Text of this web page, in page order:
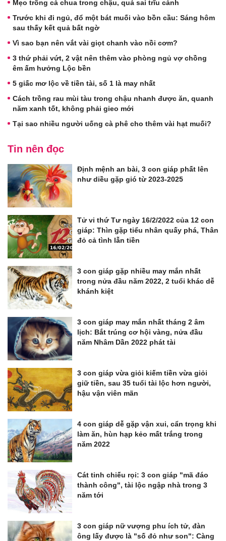
Mẹo trồng cà chua trong chậu, quả sai trĩu cành
Trước khi đi ngủ, đổ một bát muối vào bồn cầu: Sáng hôm
sau thấy kết quả bất ngờ
Vì sao bạn nên vắt vài giọt chanh vào nồi cơm?
3 thứ phải vứt, 2 vật nên thêm vào phòng ngủ vợ chồng
êm ấm hưởng Lộc bền
5 giấc mơ lộc về tiền tài, số 1 là may nhất
Cách trồng rau mùi tàu trong chậu nhanh được ăn, quanh
năm xanh tốt, không phải gieo mới
Tại sao nhiều người uống cà phê cho thêm vài hạt muối?
Tin nên đọc
Định mệnh an bài, 3 con giáp phất lên
như diều gặp gió từ 2023-2025
Tử vi thứ Tư ngày 16/2/2022 của 12 con
giáp: Thìn gặp tiểu nhân quấy phá, Thân
đỏ cả tình lẫn tiền
3 con giáp gặp nhiều may mắn nhất
trong nửa đầu năm 2022, 2 tuổi khác dễ
khánh kiệt
3 con giáp may mắn nhất tháng 2 âm
lịch: Bắt trúng cơ hội vàng, nửa đầu
năm Nhâm Dần 2022 phát tài
3 con giáp vừa giỏi kiếm tiền vừa giỏi
giữ tiền, sau 35 tuổi tài lộc hơn người,
hậu vận viên mãn
4 con giáp dễ gặp vận xui, cẩn trọng khi
làm ăn, hùn hạp kẻo mất trắng trong
năm 2022
Cát tinh chiếu rọi: 3 con giáp "mã đáo
thành công", tài lộc ngập nhà trong 3
năm tới
3 con giáp nữ vượng phu ích tử, đàn
ông lấy được là "số đỏ như son": Càng